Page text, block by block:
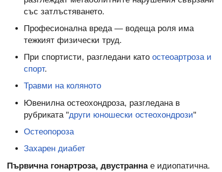
със затлъстяването.
Професионална вреда — водеща роля има
тежкият физически труд.
При спортисти, разгледани като остеоартроза и
спорт.
Травми на коляното
Ювенилна остеохондроза, разгледана в
рубриката "други юношески остеохондрози"
Остеопороза
Захарен диабет
Първична гонартроза, двустраннае идиопатична.